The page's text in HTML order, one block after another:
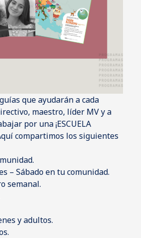
que ayudarán a cada
maestro, líder MV y a
por una ¡ESCUELA
compartimos los siguientes
– Sábado en tu comunidad.
semanal.
y adultos.